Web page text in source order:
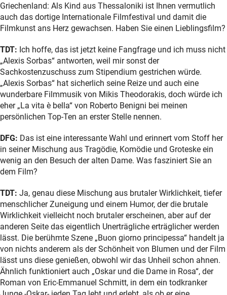
Griechenland: Als Kind aus Thessaloniki ist Ihnen vermutlich
auch das dortige Internationale Filmfestival und damit die
Filmkunst ans Herz gewachsen. Haben Sie einen Lieblingsfilm?
TDT: Ich hoffe, das ist jetzt keine Fangfrage und ich muss nicht
„Alexis Sorbas“ antworten, weil mir sonst der
Sachkostenzuschuss zum Stipendium gestrichen würde.
„Alexis Sorbas“ hat sicherlich seine Reize und auch eine
wunderbare Filmmusik von Mikis Theodorakis, doch würde ich
eher „La vita è bella“ von Roberto Benigni bei meinen
persönlichen Top-Ten an erster Stelle nennen.
DFG: Das ist eine interessante Wahl und erinnert vom Stoff her
in seiner Mischung aus Tragödie, Komödie und Groteske ein
wenig an den Besuch der alten Dame. Was fasziniert Sie an
dem Film?
TDT: Ja, genau diese Mischung aus brutaler Wirklichkeit, tiefer
menschlicher Zuneigung und einem Humor, der die brutale
Wirklichkeit vielleicht noch brutaler erscheinen, aber auf der
anderen Seite das eigentlich Unerträgliche erträglicher werden
lässt. Die berühmte Szene „Buon giorno principessa“ handelt ja
von nichts anderem als der Schönheit von Blumen und der Film
lässt uns diese genießen, obwohl wir das Unheil schon ahnen.
Ähnlich funktioniert auch „Oskar und die Dame in Rosa“, der
Roman von Eric-Emmanuel Schmitt, in dem ein todkranker